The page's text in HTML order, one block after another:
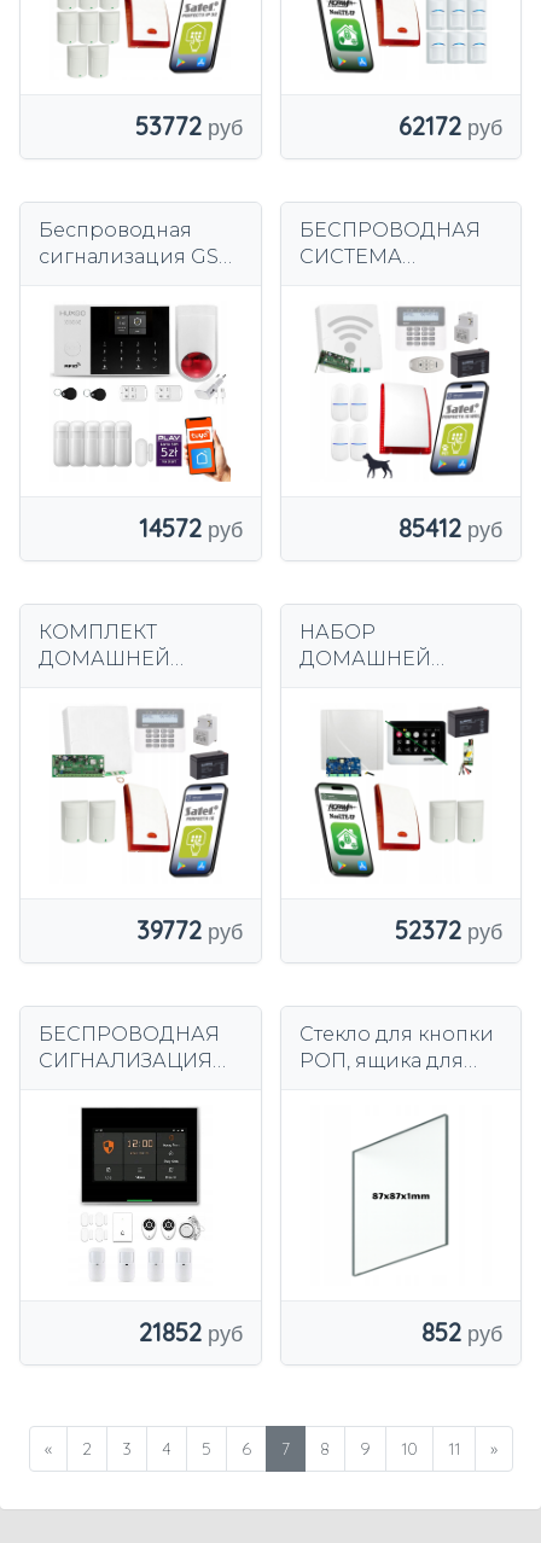
53772
НАЯ
СИГНАЛИЗАЦИЯ
62172
Беспроводная
сигнализация GSM
комплект
сигнализации
HUXGO HXA005
R5BS
14572
БЕСПРОВОДНАЯ
СИСТЕМА
ДАТЧИКА ДЛЯ
ЛЮБИМЫХ
ПРОФЕССИОНАЛЬ
НАЯ GSM
СИГНАЛИЗАЦИЯ
SATEL
85412
КОМПЛЕКТ
ДОМАШНЕЙ
ПРИЛОЖЕНИЕМ
SATEL 2 GSM
ДАТЧИКА PARADOX
39772
НАБОР
ДОМАШНЕЙ
ROPAM LTE WIFI 2
ДЕТЕКТОРА
ПАРАДОКСОВ
ПРОФЕССИОНАЛЬ
НАЯ
СИГНАЛИЗАЦИЯ
52372
БЕСПРОВОДНАЯ
СИГНАЛИЗАЦИЯ
ДЮЙМА GSM WiFi
TUYA УМНЫЙ
ДВЕРНОЙ ЗВОНОК
НА ПОЛЬСКОМ +
4xPIR
21852
Стекло для кнопки
РОП, ящика для
гидранта,
о ящика 87х87х2мм
852
« 2 3 4 5 6 7 8 9 10 11 »